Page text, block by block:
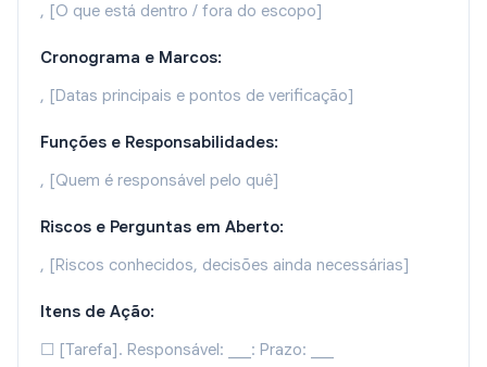
, [O que está dentro / fora do escopo]
Cronograma e Marcos:
, [Datas principais e pontos de verificação]
Funções e Responsabilidades:
, [Quem é responsável pelo quê]
Riscos e Perguntas em Aberto:
, [Riscos conhecidos, decisões ainda necessárias]
Itens de Ação:
☐ [Tarefa]. Responsável: ___: Prazo: ___